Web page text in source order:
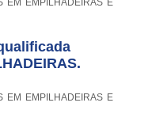
EM EMPILHADEIRAS E
EM EMPILHADEIRAS E